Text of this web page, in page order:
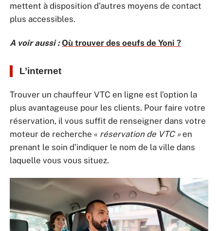
mettent à disposition d’autres moyens de contact
plus accessibles.
A voir aussi : Où trouver des oeufs de Yoni ?
L’internet
Trouver un chauffeur VTC en ligne est l’option la
plus avantageuse pour les clients. Pour faire votre
réservation, il vous suffit de renseigner dans votre
moteur de recherche « réservation de VTC » en
prenant le soin d’indiquer le nom de la ville dans
laquelle vous vous situez.